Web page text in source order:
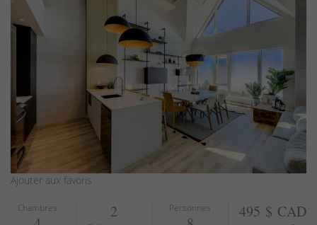
Ajouter aux favoris
Chambres 2 Personnes 495 $ CAD